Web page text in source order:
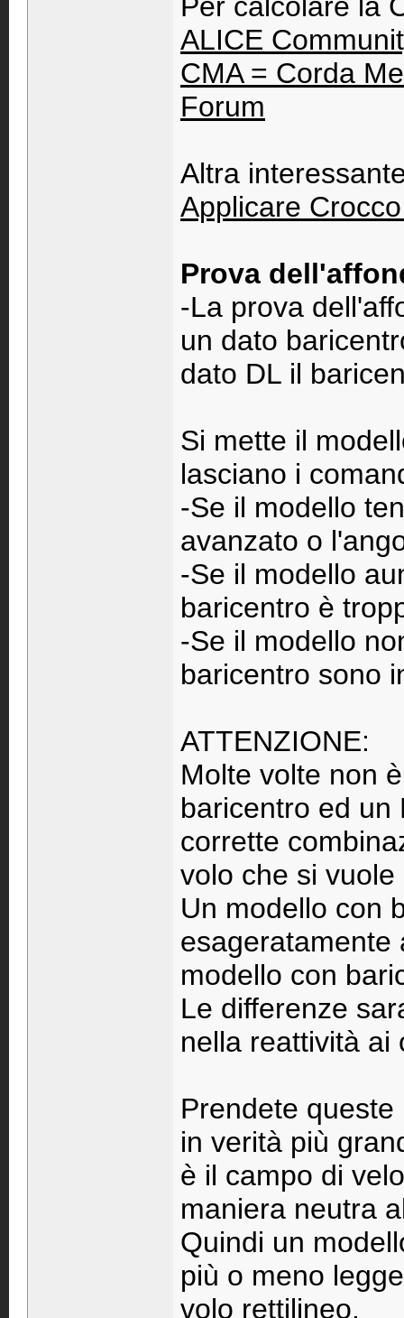
Per calcolare la
ALICE
CMA = Corda
Forum
Altra
Applicare
Prova
-La prova
un dato
dato DL il
Si mette il
lasciano i
-Se il modello
avanzato o
-Se il modello
baricentro è
-Se il modello
baricentro sono
ATTENZIONE:
Molte volte non
baricentro ed un
corrette
volo che si
Un modello con
esageratamente
modello con
Le differenze
nella reattività ai
Prendete
in verità più
è il campo di
maniera neutra
Quindi un
più o meno
volo rettilineo.